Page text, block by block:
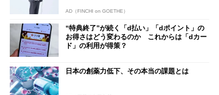
AD（FINCHI on GOETHE）
“特典終了”が続く「d払い」「dポイント」の
お得さはどう変わるのか これからは「dカー
ド」の利用が得策？
日本の創薬力低下、その本当の課題とは